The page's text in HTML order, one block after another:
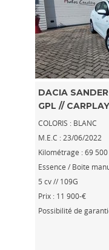
DACIA
GPL //
COLORIS : BLANC
M.E.C : 23/06/2022
Kilométrage : 69 500
Essence / Boite
5 cv // 109G
Prix : 11 900-€
Possibilité de